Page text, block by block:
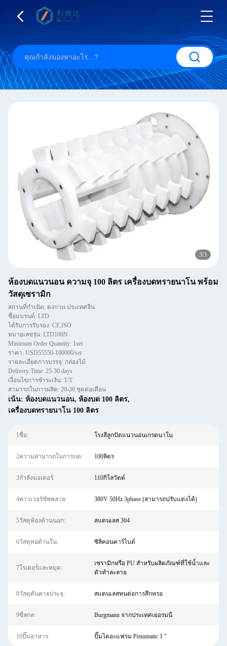
1/3
ห้องบดแนวนอน ความจุ 100 ลิตร เครื่องบดทรายนาโน พร้อม
วัสดุเซรามิก
สถานที่กำเนิด: ตงกวน ประเทศจีน
ชื่อแบรนด์: LTD
ได้รับการรับรอง: CE,ISO
หมายเลขรุ่น: LTD100N
Minimum Order Quantity: 1set
ราคา: USD55550-100000/set
รายละเอียดการบรรจุ: กล่องไม้
Delivery Time: 25-30 days
เงื่อนไขการชำระเงิน: T/T
สามารถในการผลิต: 20-30 ชุดต่อเดือน
เน้น: ห้องบดแนวนอน, ห้องบด 100 ลิตร,
เครื่องบดทรายนาโน 100 ลิตร
1ชื่อ: โรงสีลูกปัดแนวนอนเกรดนาโน
2ความสามารถในการบด: 100ลิตร
3กำลังมอเตอร์: 110กิโลวัตต์
4พาวเวอร์ซัพพลาย: 380V 50Hz 3phase (สามารถปรับแต่งได้)
5วัสดุห้องด้านนอก: สแตนเลส 304
6วัสดุท่อด้านใน: ซิลิคอนคาร์ไบด์
7โรเตอร์และหมุด:
เซรามิกหรือ PU สำหรับผลิตภัณฑ์ที่ใช้น้ำและ
ตัวทำละลาย
8วัสดุคั่นคายประจุ: สแตนเลสทนต่อการสึกหรอ
9ซีลกล: Burgmann จากประเทศเยอรมนี
10ปั๊มอาหาร: ปั๊มไดอะแฟรม Penumatic 1 "